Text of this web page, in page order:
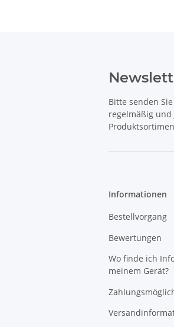
Bitte senden
regelmäßig
Informationen
Bestellvorgang
Bewertungen
Wo finde ich
meinem Gerät?